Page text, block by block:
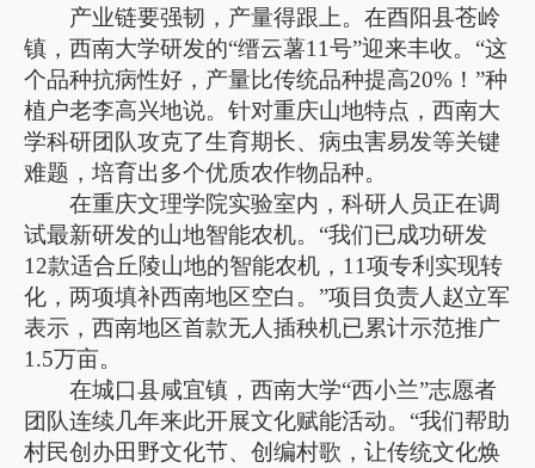
产业链要强韧，产量得跟上。在酉阳县苍岭
镇，西南大学研发的“缙云薯11号”迎来丰收。“这
个品种抗病性好，产量比传统品种提高20%！”种
植户老李高兴地说。针对重庆山地特点，西南大
学科研团队攻克了生育期长、病虫害易发等关键
难题，培育出多个优质农作物品种。
在重庆文理学院实验室内，科研人员正在调
试最新研发的山地智能农机。“我们已成功研发
12款适合丘陵山地的智能农机，11项专利实现转
化，两项填补西南地区空白。”项目负责人赵立军
表示，西南地区首款无人插秧机已累计示范推广
1.5万亩。
在城口县咸宜镇，西南大学“西小兰”志愿者
团队连续几年来此开展文化赋能活动。“我们帮助
村民创办田野文化节、创编村歌，让传统文化焕